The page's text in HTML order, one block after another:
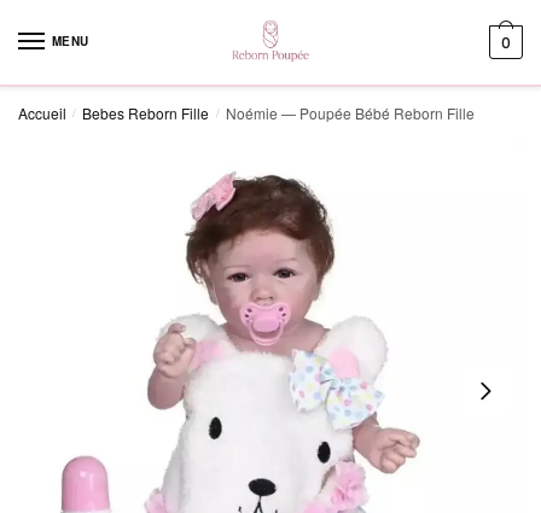
MENU 0
Accueil / Bebes Reborn Fille / Noémie — Poupée Bébé Reborn Fille